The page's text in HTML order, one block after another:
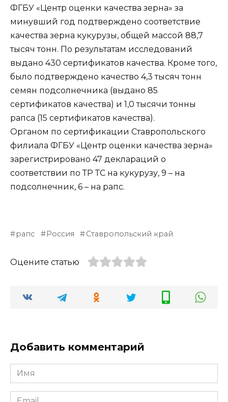
ФГБУ «Центр оценки качества зерна» за
минувший год подтверждено соответствие
качества зерна кукурузы, общей массой 88,7
тысяч тонн. По результатам исследований
выдано 430 сертификатов качества. Кроме того,
было подтверждено качество 4,3 тысяч тонн
семян подсолнечника (выдано 85
сертификатов качества) и 1,0 тысячи тонны
рапса (15 сертификатов качества).
Органом по сертификации Ставропольского
филиала ФГБУ «Центр оценки качества зерна»
зарегистрировано 47 деклараций о
соответствии по ТР ТС на кукурузу, 9 – на
подсолнечник, 6 – на рапс.
рапс Россия Ставропольский край
Оцените статью
Добавить комментарий
Имя
*
Email